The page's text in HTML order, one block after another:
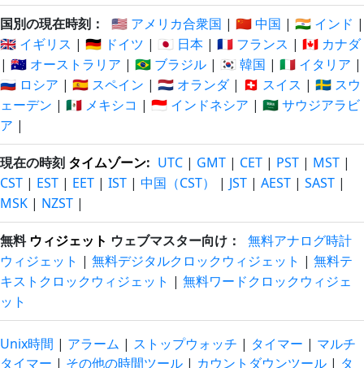
国別の現在時刻： 🇺🇸 アメリカ合衆国 | 🇨🇳 中国 | 🇮🇳 インド |
🇬🇧 イギリス | 🇩🇪 ドイツ | 🇯🇵 日本 | 🇫🇷 フランス | 🇨🇦 カナダ
| 🇦🇺 オーストラリア | 🇧🇷 ブラジル | 🇰🇷 韓国 | 🇮🇹 イタリア |
🇷🇺 ロシア | 🇪🇸 スペイン | 🇳🇱 オランダ| 🇨🇭 スイス | 🇸🇪 スウ
ェーデン | 🇲🇽 メキシコ | 🇮🇩 インドネシア | 🇸🇦 サウジアラビ
ア |
現在の時刻 タイムゾーン: UTC | GMT | CET | PST | MST |
CST | EST | EET | IST | 中国（CST） | JST | AEST | SAST |
MSK | NZST |
無料 ウィジェット ウェブマスター向け：
無料アナログ時計
ウィジェット | 無料デジタルクロックウィジェット | 無料テ
キストクロックウィジェット | 無料ワードクロックウィジェ
ット
Unix時間 | アラーム | ストップウォッチ | タイマー | マルチ
タイマー | その他の時間ツール | カウントダウンツール | タ